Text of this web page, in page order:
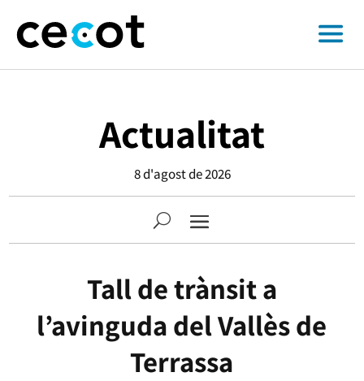
Actualitat
8 d'agost de 2026
Tall de trànsit a
l’avinguda del Vallès de
Terrassa